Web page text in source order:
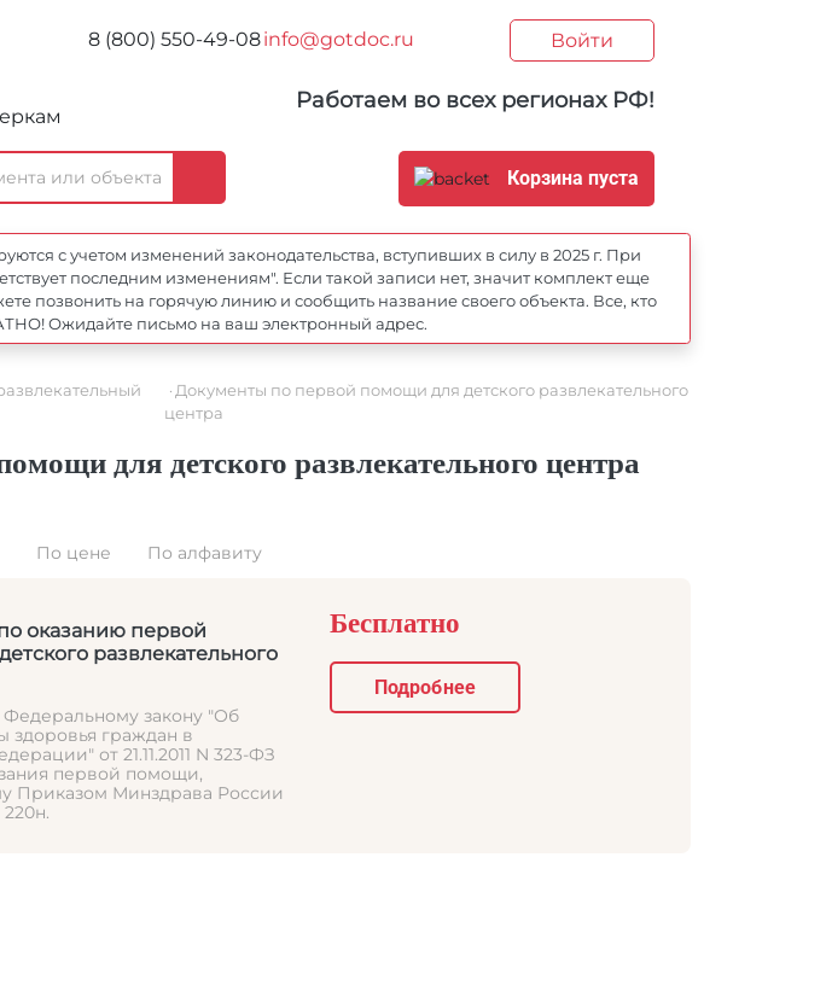
8 (800) 550-49-08info@gotdoc.ru Войти
Работаем во всех регионах РФ!
Корзина пуста
с учетом изменений законодательства, вступивших в силу в 2025 г. При
последним изменениям". Если такой записи нет, значит комплект еще
позвонить на горячую линию и сообщить название своего объекта. Все, кто
Ожидайте письмо на ваш электронный адрес.
Документы по первой помощи для детского развлекательного
центра
для детского развлекательного центра
По цене По алфавиту
оказанию первой
развлекательного
Федеральному закону "Об
здоровья граждан в
от 21.11.2011 N 323-ФЗ
первой помощи,
Приказом Минздрава России
Бесплатно
Подробнее